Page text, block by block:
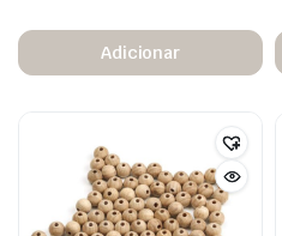
Adicionar